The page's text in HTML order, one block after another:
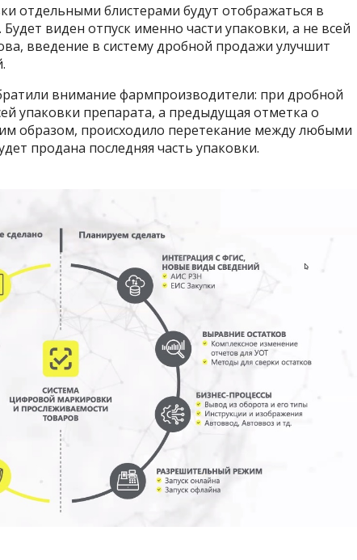
отдельными блистерами будут отображаться в
виден отпуск именно части упаковки, а не всей
введение в систему дробной продажи улучшит
внимание фармпроизводители: при дробной
упаковки препарата, а предыдущая отметка о
образом, происходило перетекание между любыми
продана последняя часть упаковки.